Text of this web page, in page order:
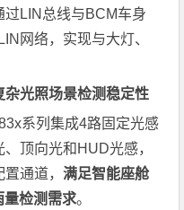
LIN总线与BCM车身
网络，实现与大灯、
杂光照场景检测稳定性
系列集成4路固定光感
顶向光和HUD光感，
置通道，满足智能座舱
量检测需求。